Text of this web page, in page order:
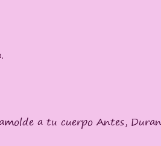
a tu cuerpo Antes,